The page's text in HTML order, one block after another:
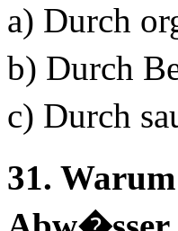
a) Durch
b) Durch
c) Durch
31.